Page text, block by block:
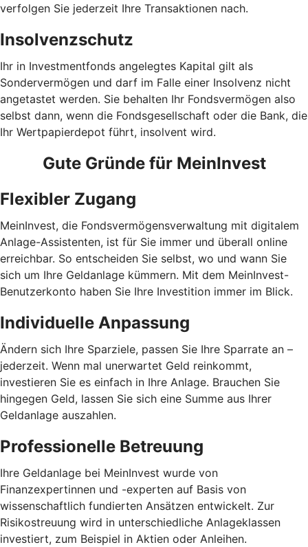
verfolgen Sie jederzeit Ihre Transaktionen nach.
Insolvenzschutz
Ihr in Investmentfonds angelegtes Kapital gilt als
Sondervermögen und darf im Falle einer Insolvenz nicht
angetastet werden. Sie behalten Ihr Fondsvermögen also
selbst dann, wenn die Fondsgesellschaft oder die Bank, die
Ihr Wertpapierdepot führt, insolvent wird.
Gute Gründe für MeinInvest
Flexibler Zugang
MeinInvest, die Fondsvermögensverwaltung mit digitalem
Anlage-Assistenten, ist für Sie immer und überall online
erreichbar. So entscheiden Sie selbst, wo und wann Sie
sich um Ihre Geldanlage kümmern. Mit dem MeinInvest-
Benutzerkonto haben Sie Ihre Investition immer im Blick.
Individuelle Anpassung
Ändern sich Ihre Sparziele, passen Sie Ihre Sparrate an –
jederzeit. Wenn mal unerwartet Geld reinkommt,
investieren Sie es einfach in Ihre Anlage. Brauchen Sie
hingegen Geld, lassen Sie sich eine Summe aus Ihrer
Geldanlage auszahlen.
Professionelle Betreuung
Ihre Geldanlage bei MeinInvest wurde von
Finanzexpertinnen und -experten auf Basis von
wissenschaftlich fundierten Ansätzen entwickelt. Zur
Risikostreuung wird in unterschiedliche Anlageklassen
investiert, zum Beispiel in Aktien oder Anleihen.